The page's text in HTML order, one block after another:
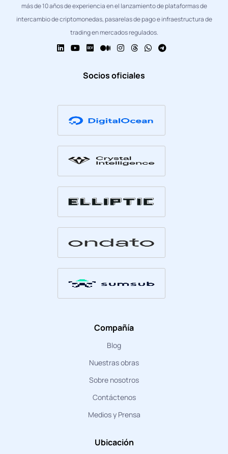
más de 10 años de experiencia en el lanzamiento de plataformas de
intercambio de criptomonedas, pasarelas de pago e infraestructura de
trading en mercados regulados.
Socios oficiales
Compañía
Blog
Nuestras obras
Sobre nosotros
Contáctenos
Medios y Prensa
Ubicación